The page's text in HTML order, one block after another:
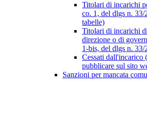
Titolari di incarichi
co. 1, del dlgs n.
tabelle)
Titolari di incarichi
direzione o di
1-bis, del dlgs n. 33/
Cessati dall'incarico
pubblicare sul sito
Sanzioni per mancata